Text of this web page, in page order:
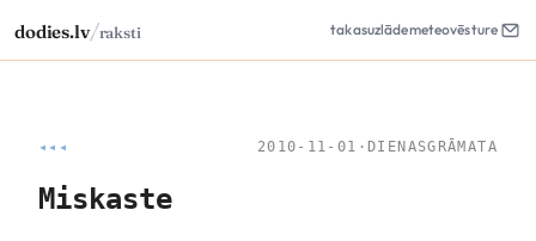
dodies.lv/raksti takasuzlādemeteovēsture
◂◂◂ 2010-11-01 · DIENASGRĀMATA
Miskaste